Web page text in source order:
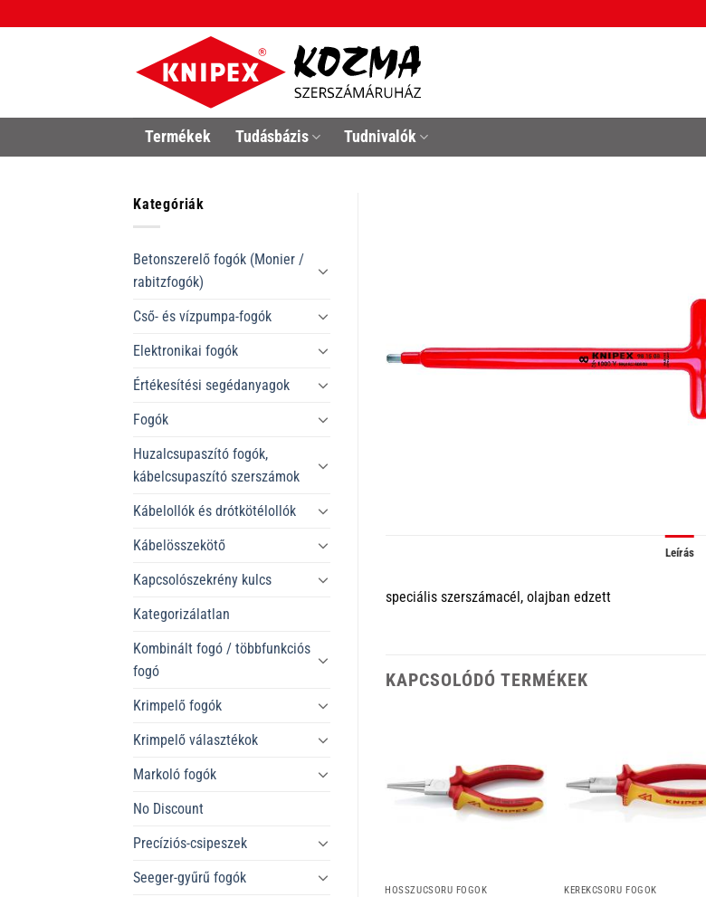
to
Termékek Tudásbázis Tudnivalók
Kategóriák
Betonszerelő fogók (Monier /
rabitzfogók)
Cső- és vízpumpa-fogók
Elektronikai fogók
Értékesítési segédanyagok
Fogók
Huzalcsupaszító fogók,
kábelcsupaszító szerszámok
Kábelollók és drótkötélollók
Kábelösszekötő
Kapcsolószekrény kulcs
Kategorizálatlan
Kombinált fogó / többfunkciós
fogó
Krimpelő fogók
Krimpelő választékok
Markoló fogók
No Discount
Precíziós-csipeszek
Seeger-gyűrű fogók
Leírás
speciális szerszámacél, olajban edzett
KAPCSOLÓDÓ TERMÉKEK
HOSSZÚCSŐRŰ FOGÓK KEREKCSŐRŰ FOGÓK